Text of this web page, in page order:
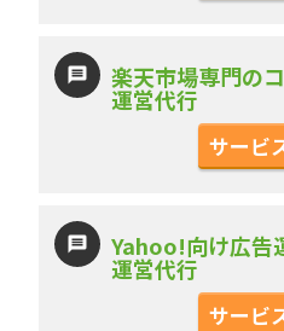
楽天市場専門の
運営代行
サービ
Yahoo!向け広告
運営代行
サービ